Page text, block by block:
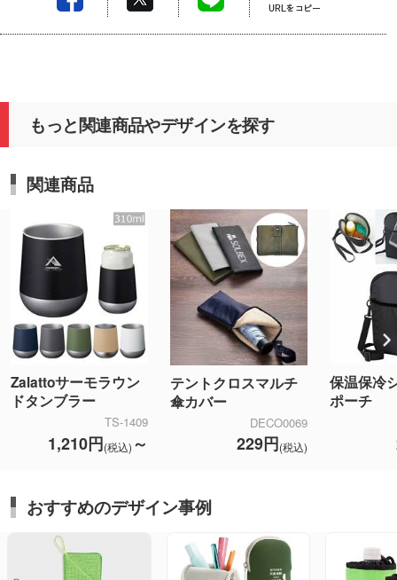
もっと関連商品やデザインを探す
関連商品
Zalattoサーモラウン
ドタンブラー
TS-1409
1,210円(税込) ～
テントクロスマルチ
傘カバー
DECO0069
229円(税込)
保温保冷
ポーチ
おすすめのデザイン事例